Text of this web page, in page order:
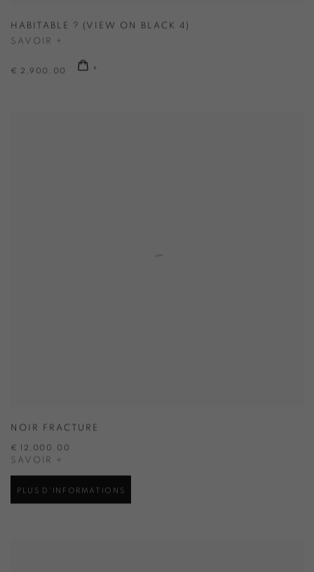
HABITABLE ? (VIEW ON BLACK 4)
SAVOIR +
€ 2,900.00
NOIR FRACTURE
€ 12,000.00
SAVOIR +
PLUS D'INFORMATIONS